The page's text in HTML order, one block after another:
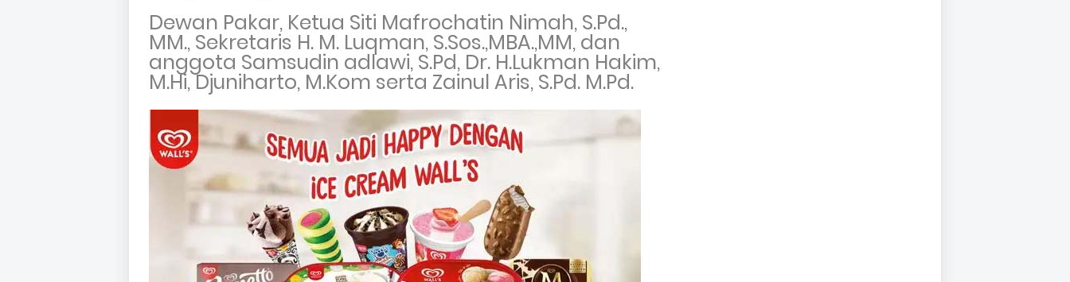
Dewan Pakar, Ketua Siti Mafrochatin Nimah, S.Pd.,
MM., Sekretaris H. M. Luqman, S.Sos.,MBA.,MM, dan
anggota Samsudin adlawi, S.Pd, Dr. H.Lukman Hakim,
M.Hi, Djuniharto, M.Kom serta Zainul Aris, S.Pd. M.Pd.